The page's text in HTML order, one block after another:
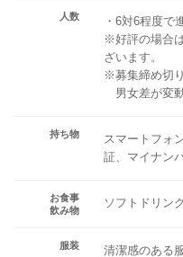
人数
・6対6程度で
※好評の場合
ざいます。
※募集締め切
男女差が変
持ち物
スマートフォ
証、マイナン
お食事
飲み物
ソフトドリン
服装 清潔感のある